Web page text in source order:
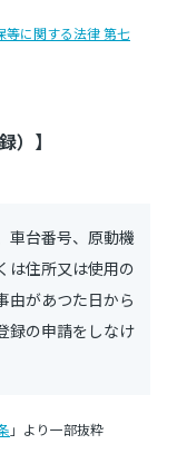
等に関する法律 第七
）】
車台番号、原動機
は住所又は使用の
由があつた日から
録の申請をしなけ
」より一部抜粋